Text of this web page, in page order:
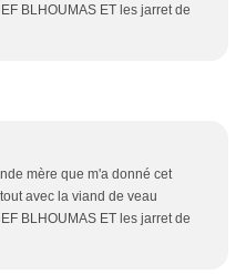
BLHOUMAS ET les jarret de
mère que m'a donné cet
avec la viand de veau
BLHOUMAS ET les jarret de